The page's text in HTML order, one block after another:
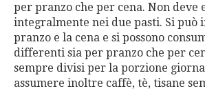
per pranzo che per cena. Non deve
integralmente nei due pasti. Si può
pranzo e la cena e si possono
differenti sia per pranzo che per
sempre divisi per la porzione
assumere inoltre caffè, tè, tisane